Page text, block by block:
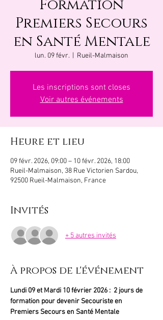
Formation
Premiers Secours
en Santé Mentale
lun. 09 févr. Rueil-Malmaison
Les inscriptions sont closes
Voir autres événements
Heure et lieu
09 févr. 2026, 09:00 – 10 févr. 2026, 18:00
Rueil-Malmaison, 38 Rue Victorien Sardou,
92500 Rueil-Malmaison, France
Invités
+ 5 autres invités
À propos de l'événement
Lundi 09 et Mardi 10 février 2026 :  2 jours de
formation pour devenir Secouriste en
Premiers Secours en Santé Mentale